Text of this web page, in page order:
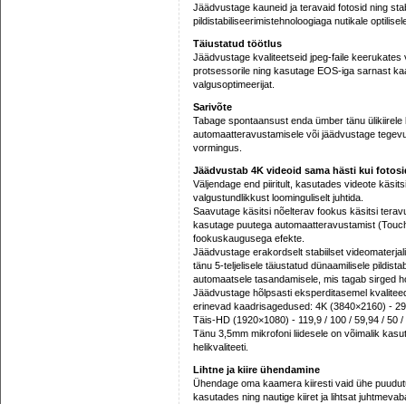
Jäädvustage kauneid ja teravaid fotosid ning
pildistabiliseerimistehnoloogiaga nutikale
Täiustatud töötlus
Jäädvustage kvaliteetseid jpeg-faile
protsessorile ning kasutage EOS-iga sarnast
valgusoptimeerijat.
Sarivõte
Tabage spontaansust enda ümber tänu
automaatteravustamisele või jäädvustage
vormingus.
Jäädvustab 4K videoid sama hästi kui
Väljendage end piiritult, kasutades videote
valgustundlikkust loominguliselt juhtida.
Saavutage käsitsi nõelterav fookus käsitsi
kasutage puutega automaatteravustamist
fookuskaugusega efekte.
Jäädvustage erakordselt stabiilset
tänu 5-teljelisele täiustatud dünaamilisele
automaatsele tasandamisele, mis tagab sirged
Jäädvustage hõlpsasti eksperditasemel
erinevad kaadrisagedused: 4K (3840×2160) -
Täis-HD (1920×1080) - 119,9 / 100 / 59,94 / 50
Tänu 3,5mm mikrofoni liidesele on võimalik
helikvaliteeti.
Lihtne ja kiire ühendamine
Ühendage oma kaamera kiiresti vaid ühe
kasutades ning nautige kiiret ja lihtsat